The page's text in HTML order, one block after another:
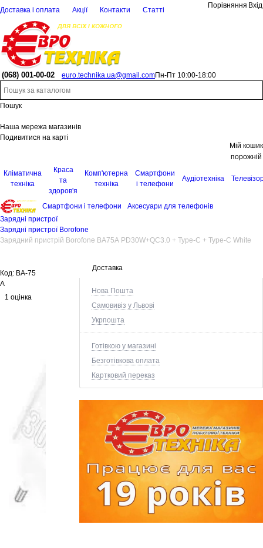
Доставка і оплата Акції Контакти Статті
Порівняння Вхід
(068) 001-00-02 euro.technika.ua@gmail.comПн-Пт 10:00-18:00
Пошук
Наша мережа магазинів
Подивитися на карті
Мій кошик
порожній
Кліматична
техніка
Краса
та
здоров'я
Комп'ютерна
техніка
Смартфони
і телефони
Аудіотехніка
Смартфони і телефони
Аксесуари для телефонів
Зарядні пристрої
Зарядні пристрої Borofone
Зарядний пристрій Borofone BA75A PD30W+QC3.0 + Type-C + Type-C White
Доставка
Нова Пошта
Самовивіз у Львові
Укрпошта
Готівкою у магазині
Безготівкова оплата
Картковий переказ
Код: BA-75
A
1 оцінка